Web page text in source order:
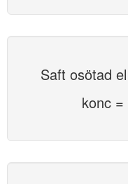
Saft osötad
konc